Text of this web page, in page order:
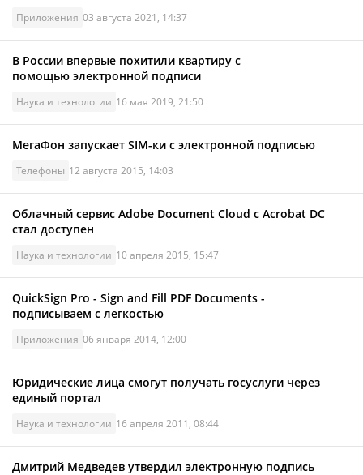
Приложения 03 августа 2021, 14:37
В России впервые похитили квартиру с
помощью электронной подписи
Наука и технологии 16 мая 2019, 21:50
МегаФон запускает SIM-ки с электронной подписью
Телефоны 12 августа 2015, 14:03
Облачный сервис Adobe Document Cloud c Acrobat DC
стал доступен
Наука и технологии 10 апреля 2015, 15:47
QuickSign Pro - Sign and Fill PDF Documents -
подписываем с легкостью
Приложения 06 января 2014, 12:00
Юридические лица смогут получать госуслуги через
единый портал
Наука и технологии 16 апреля 2011, 08:44
Дмитрий Медведев утвердил электронную подпись